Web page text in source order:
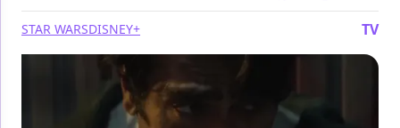
STAR WARSDISNEY+ TV